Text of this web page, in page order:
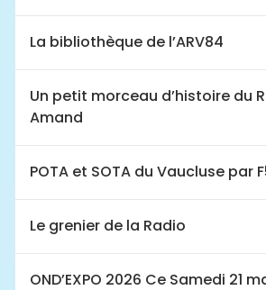
La bibliothèque de l’ARV84
Un petit morceau d’histoire du
Amand
POTA et SOTA du Vaucluse par
Le grenier de la Radio
OND’EXPO 2026 Ce Samedi 21